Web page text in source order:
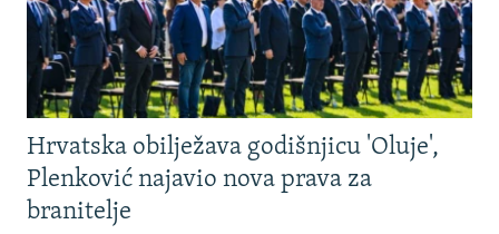
Hrvatska obilježava godišnjicu 'Oluje',
Plenković najavio nova prava za
branitelje